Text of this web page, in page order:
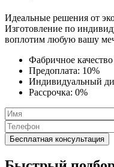
Идеальные решения от
Изготовление по
воплотим любую вашу
Фабричное качество
Предоплата: 10%
Индивидуальный
Рассрочка: 0%